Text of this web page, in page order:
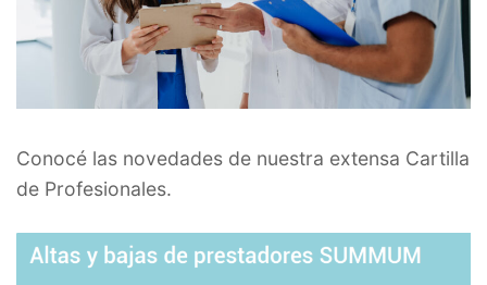
Conocé las novedades de nuestra extensa Cartilla
de Profesionales.